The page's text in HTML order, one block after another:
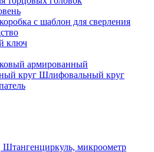
с шаблон для сверления
ключ
армированный
Шлифовальный круг
Штангенциркуль, микроометр